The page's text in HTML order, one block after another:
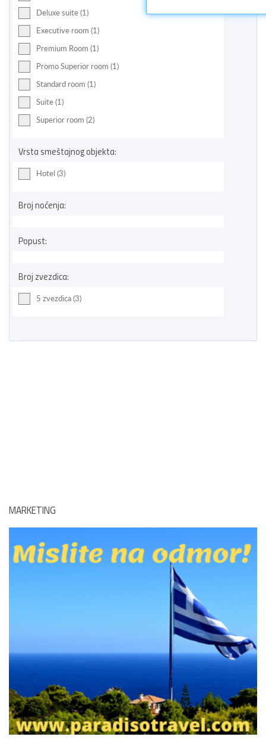
Deluxe suite (1)
Executive room (1)
Premium Room (1)
Promo Superior room (1)
Standard room (1)
Suite (1)
Superior room (2)
Vrsta smeštajnog objekta:
Hotel (3)
Broj noćenja:
Popust:
Broj zvezdica:
5 zvezdica (3)
MARKETING